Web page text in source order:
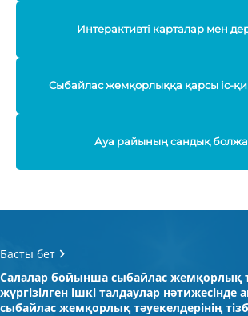
Интерактивті карталар мен
Сыбайлас жемқорлыққа қарсы іс-
Ауа райының сандық
Басты бет
Салалар бойынша сыбайлас жемқорлық
жүргізілген ішкі талдаулар нәтижесінде
сыбайлас жемқорлық тәуекелдерінің